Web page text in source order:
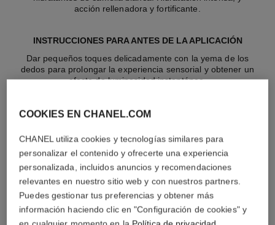
acción rellenadora y fortificante.
INSTRUCCIONES PARA ANTES DE LA APLICACIÓN
Dar pequeños toques delicadamente con la yema de los
dedos para prolongar la experiencia sensorial y obtener un
efecto de luminosidad instantáneo.
COOKIES EN CHANEL.COM
CHANEL utiliza cookies y tecnologías similares para
personalizar el contenido y ofrecerte una experiencia
personalizada, incluidos anuncios y recomendaciones
relevantes en nuestro sitio web y con nuestros partners.
Puedes gestionar tus preferencias y obtener más
información haciendo clic en "Configuración de cookies" y